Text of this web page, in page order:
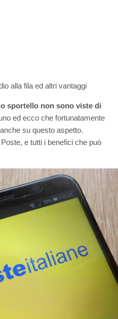
alla fila ed altri vantaggi
sportello non sono viste di
ed ecco che fortunatamente
su questo aspetto.
e tutti i benefici che può